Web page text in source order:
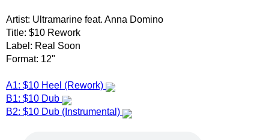
Artist: Ultramarine feat. Anna Domino
Title: $10 Rework
Label: Real Soon
Format: 12"
A1: $10 Heel (Rework)
B1: $10 Dub
B2: $10 Dub (Instrumental)